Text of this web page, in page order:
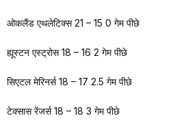
ओकलैंड एथलेटिक्स 21 – 15 0 गेम पीछे
ह्यूस्टन एस्ट्रोस 18 – 16 2 गेम पीछे
सिएटल मेरिनर्स 18 – 17 2.5 गेम पीछे
टेक्सास रेंजर्स 18 – 18 3 गेम पीछे